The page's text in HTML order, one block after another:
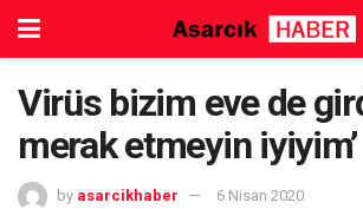
Virüs bizim eve de
merak etmeyin iyiyim’
by asarcikhaber 6 Nisan 2020